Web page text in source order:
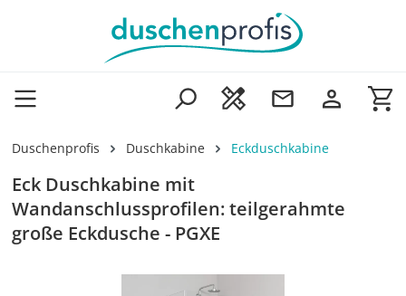
Zum Hauptinhalt springen
Duschenprofis Duschkabine Eckduschkabine
Eck Duschkabine mit
Wandanschlussprofilen: teilgerahmte
große Eckdusche - PGXE